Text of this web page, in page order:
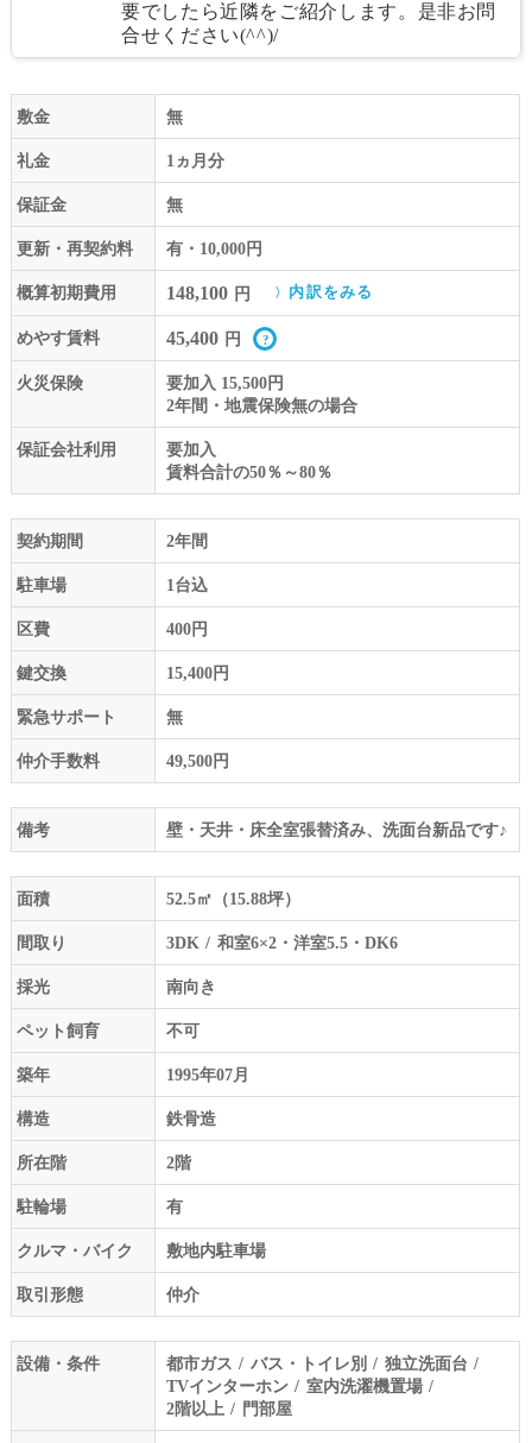
要でしたら近隣をご紹介します。是非お問
合せください(^^)/
敷金 無
礼金 1ヵ月分
保証金 無
更新・再契約料 有・10,000円
概算初期費用 148,100 円 内訳をみる
めやす賃料 45,400 円
火災保険
要加入 15,500円
2年間・地震保険無の場合
保証会社利用
要加入
賃料合計の50％～80％
契約期間 2年間
駐車場 1台込
区費 400円
鍵交換 15,400円
緊急サポート 無
仲介手数料 49,500円
備考 壁・天井・床全室張替済み、洗面台新品です♪
面積 52.5㎡（15.88坪）
間取り 3DK 和室6×2・洋室5.5・DK6
採光 南向き
ペット飼育 不可
築年 1995年07月
構造 鉄骨造
所在階 2階
駐輪場 有
クルマ・バイク 敷地内駐車場
取引形態 仲介
設備・条件 都市ガス バス・トイレ別
独立洗面台
TVインターホン
室内洗濯機置場
2階以上
門部屋